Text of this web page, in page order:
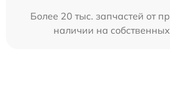
Более 20 тыс. запчастей от
наличии на